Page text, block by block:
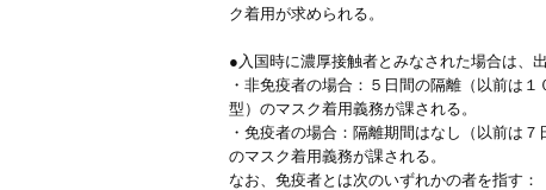
ク着用が求められる。
●入国時に濃厚接触者とみなされた場合は、
・非免疫者の場合：５日間の隔離（以前は
型）のマスク着用義務が課される。
・免疫者の場合：隔離期間はなし（以前は
のマスク着用義務が課される。
なお、免疫者とは次のいずれかの者を指す